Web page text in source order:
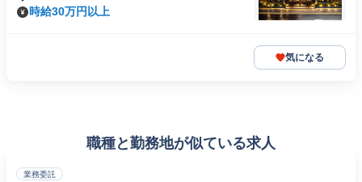
時給30万円以上
気になる
職種と勤務地が似ている求人
業務委託